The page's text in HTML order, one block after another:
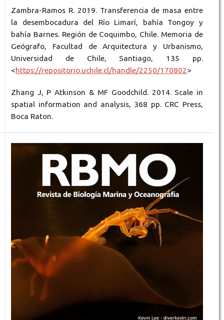
Zambra-Ramos R. 2019. Transferencia de masa entre
la desembocadura del Río Limarí, bahía Tongoy y
bahía Barnes. Región de Coquimbo, Chile. Memoria de
Geógrafo, Facultad de Arquitectura y Urbanismo,
Universidad de Chile, Santiago, 135 pp.
<https://repositorio.uchile.cl/handle/2250/170802>
Zhang J, P Atkinson & MF Goodchild. 2014. Scale in
spatial information and analysis, 368 pp. CRC Press,
Boca Raton.